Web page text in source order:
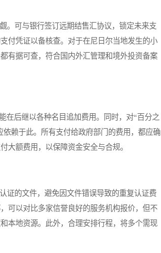
可与银行签订远期结售汇协议，锁定未来支
付凭证以备核查。对于在尼日尔当地发生的小
有据可查，符合国内外汇管理和境外投资备案
后继以各种名目追加费用。同时，对“百分之
赖于此。所有支付给政府部门的费用，都应确
大额费用，以保障资金安全与合规。
的文件，避免因文件错误导致的重复认证费
可以对比多家信誉良好的服务机构报价，但不
本地资源。此外，合理安排行程，将多个需现